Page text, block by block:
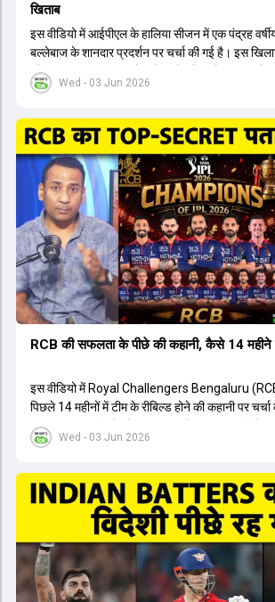
Wed - 03 Jun 2026
खिताब
इस वीडियो में आईपीएल के हालिया सीजन में एक पंद्रह
बल्लेबाज के शानदार प्रदर्शन पर चर्चा की गई है। इस
सौ छिहत्तर रन बनाकर ऑरेंज कैप और मोस्ट वैल्युएबल
किया है। वीडियो में बताया गया है कि ऑस्ट्रेलियाई टीम के
ऑस्ट्रेलियाई कप्तान के अनुसार, शुरुआत में लोगों को इस
संदेह था, लेकिन अब उसने खुद को एक बेहतरीन बल्लेबाज
गेंद को बाउंड्री के काफी पार मारने की क्षमता रखता है।
ने कहा कि टूर्नामेंट जीतने वाली टीम के अलावा इस सीजन
युवा खिलाड़ी का प्रदर्शन रहा है, जिसे देखने के लिए
थी। शानदार प्रदर्शन के बाद इस युवा खिलाड़ी को श्रीलंका
त्रिकोणीय सीरीज के लिए इंडिया ए टीम में भी शामिल कर
Wed - 03 Jun 2026
RCB की सफलता के पीछे की कहानी, कैसे 14 महीने
इस वीडियो में Royal Challengers Bengaluru
पिछले 14 महीनों में टीम के रीबिल्ड होने की कहानी पर
अपनी पुरानी गलतियों को स्वीकार करते हुए एक नया रिसेट
मैनेजमेंट में Mo Bobat, Andy Flower, Dinesh
के तहत Bhuvneshwar Kumar, Krunal Pandya
जैसे भारतीय खिलाड़ियों को टीम में शामिल किया गया,
किया। इसके अलावा, Virat Kohli की भूमिका में भी बदलाव
अब टीम के युवा खिलाड़ियों के साथ ज्यादा जुड़े हुए नजर
Patidar के नेतृत्व में टीम का कम्युनिकेशन बहुत स्पष्ट
मैनेजमेंट तक, सभी एक ही पेज पर रहते हैं, जिससे मैदान पर
होता। यही कारण है कि RCB ने लगातार सफलता हासिल